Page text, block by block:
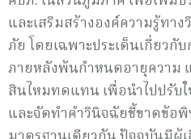
และเสริมสร้างองค์ความรู้ทา
ภัย โดยเฉพาะประเด็นเกี่ยว
ภายหลังพ้นกำหนดอายุความ
สินไหมทดแทน เพื่อนำไปปรับ
และจัดทำคำวินิจฉัยชี้ขาดข้อ